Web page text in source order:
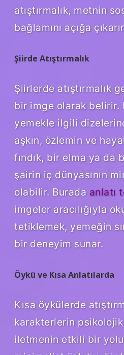
atıştırmalık, metnin
bağlamını açığa
Şiirde Atıştırmalık
Şiirlerde atıştırmalık
bir imge olarak belirir.
yemekle ilgili
aşkın, özlemin ve
fındık, bir elma ya da
şairin iç dünyasının
olabilir. Burada anlatı
imgeler aracılığıyla
tetiklemek, yemeğin
bir deneyim sunar.
Öykü ve Kısa Anlatılarda
Kısa öykülerde
karakterlerin psikolojik
iletmenin etkili bir